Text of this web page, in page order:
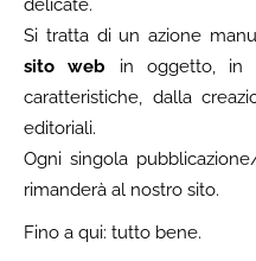
delicate.
Si tratta di un azione
sito web in oggetto, in
caratteristiche, dalla
editoriali.
Ogni singola
rimanderà al nostro sito.
Fino a qui: tutto bene.